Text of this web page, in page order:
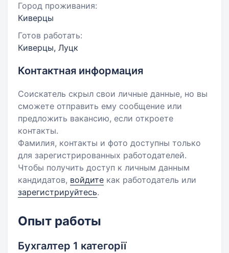
Город проживания:
Киверцы
Готов работать:
Киверцы, Луцк
Контактная информация
Соискатель скрыл свои личные данные, но вы
сможете отправить ему сообщение или
предложить вакансию, если откроете
контакты.
Фамилия, контакты и фото доступны только
для зарегистрированных работодателей.
Чтобы получить доступ к личным данным
кандидатов, войдите как работодатель или
зарегистрируйтесь.
Опыт работы
Бухгалтер 1 категорії